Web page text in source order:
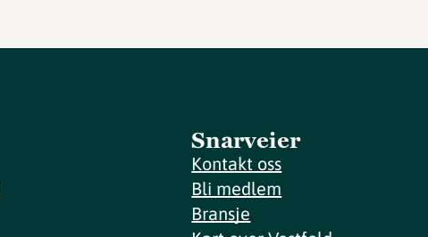
Snarveier
Kontakt oss
Bli medlem
Bransje